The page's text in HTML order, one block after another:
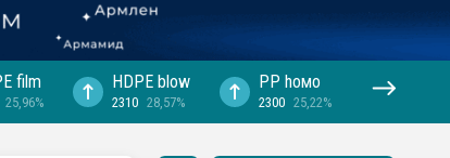
film
25,96%
HDPE blow
2310 28,57%
PP hомо
2300 25,22%